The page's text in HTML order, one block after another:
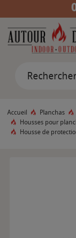
Accueil Planchas
Housses pour
Housse de